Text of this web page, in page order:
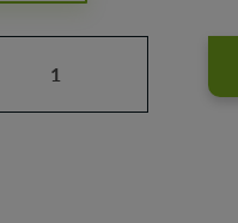
Anzahl: Gib